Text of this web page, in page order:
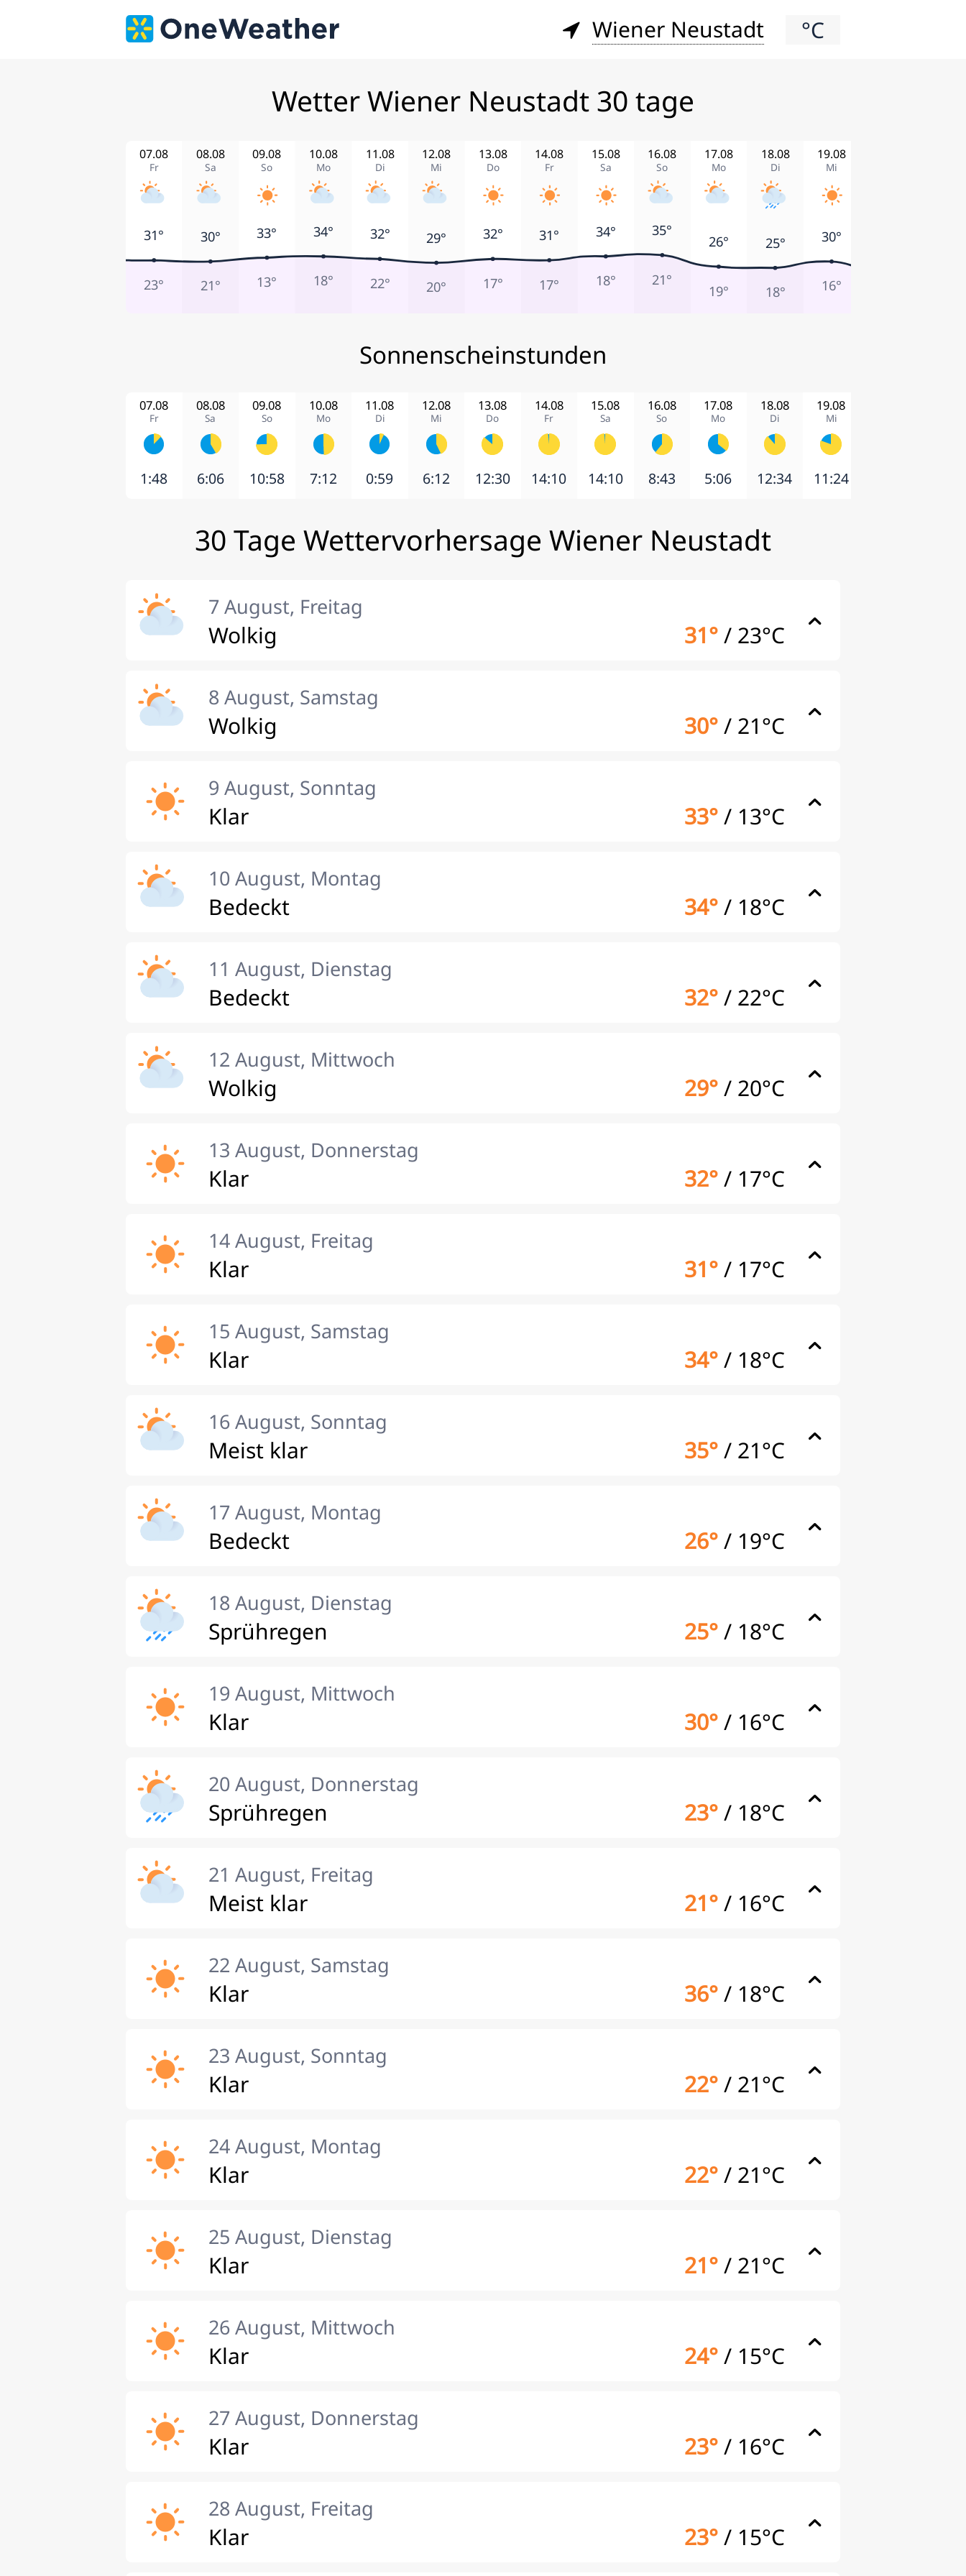
Wiener Neustadt °C
Wetter Wiener Neustadt 30 tage
Fr
07.08
Sa
08.08
So
09.08
Mo
10.08
Di
11.08
Mi
12.08
Do
13.08
Fr
14.08
Sa
15.08
So
16.08
Mo
17.08
Di
18.08
Mi
19.08
31°
23°
30°
21°
33°
13°
34°
18°
32°
22°
29°
20°
32°
17°
31°
17°
34°
18°
35°
21°
26°
19°
25°
18°
30°
16°
Sonnenscheinstunden
07.08
Fr
1:48
08.08
Sa
6:06
09.08
So
10:58
10.08
Mo
7:12
11.08
Di
0:59
12.08
Mi
6:12
13.08
Do
12:30
14.08
Fr
14:10
15.08
Sa
14:10
16.08
So
8:43
17.08
Mo
5:06
18.08
Di
12:34
19.08
Mi
11:24
30 Tage Wettervorhersage Wiener Neustadt
7 August, Freitag
Wolkig 31°/ 23°C
8 August, Samstag
Wolkig 30°/ 21°C
9 August, Sonntag
Klar 33°/ 13°C
10 August, Montag
Bedeckt 34°/ 18°C
11 August, Dienstag
Bedeckt 32°/ 22°C
12 August, Mittwoch
Wolkig 29°/ 20°C
13 August, Donnerstag
Klar 32°/ 17°C
14 August, Freitag
Klar 31°/ 17°C
15 August, Samstag
Klar 34°/ 18°C
16 August, Sonntag
Meist klar 35°/ 21°C
17 August, Montag
Bedeckt 26°/ 19°C
18 August, Dienstag
Sprühregen 25°/ 18°C
19 August, Mittwoch
Klar 30°/ 16°C
20 August, Donnerstag
Sprühregen 23°/ 18°C
21 August, Freitag
Meist klar 21°/ 16°C
22 August, Samstag
Klar 36°/ 18°C
23 August, Sonntag
Klar 22°/ 21°C
24 August, Montag
Klar 22°/ 21°C
25 August, Dienstag
Klar 21°/ 21°C
26 August, Mittwoch
Klar 24°/ 15°C
27 August, Donnerstag
Klar 23°/ 16°C
28 August, Freitag
Klar 23°/ 15°C